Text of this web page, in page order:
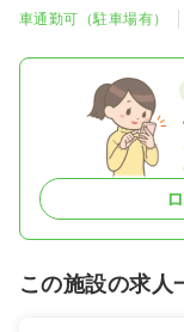
車通勤可（駐車場有）
この施設の求人